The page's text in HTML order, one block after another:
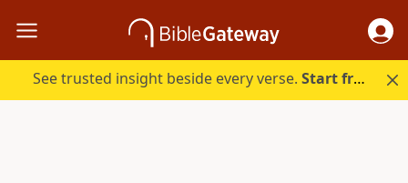
See trusted insight beside every verse.Start free.